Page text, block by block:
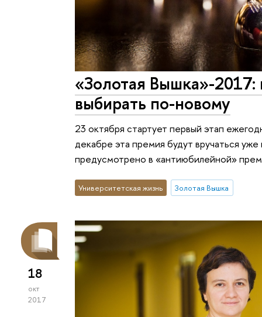
«Золотая Вышка»-2017:
выбирать по-новому
23 октября стартует первый этап
декабре эта премия будут вручаться
предусмотрено в «антиюбилейной»
Университетская жизнь Золотая Вышка
18
окт
2017